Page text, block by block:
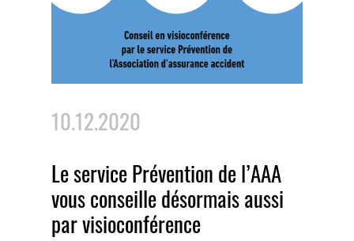
10.12.2020
Le service Prévention de l’AAA
vous conseille désormais aussi
par visioconférence